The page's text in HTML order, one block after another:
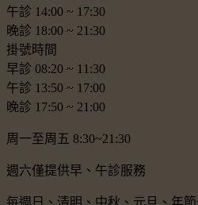
午診 14:00 ~ 17:30
晚診 18:00 ~ 21:30
掛號時間
早診 08:20 ~ 11:30
午診 13:50 ~ 17:00
晚診 17:50 ~ 21:00
周一至周五 8:30~21:30
週六僅提供早、午診服務
每週日、清明、中秋、元旦、年